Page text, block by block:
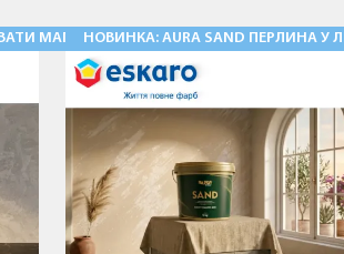
НОВОГО РІВНЯ 03.08.2026
МАГІЮ 28.05.2026
НОВИНКА: AURA SAND ПЕРЛИНА У